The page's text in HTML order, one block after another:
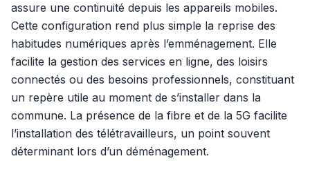
assure une continuité depuis les appareils mobiles.
Cette configuration rend plus simple la reprise des
habitudes numériques après l’emménagement. Elle
facilite la gestion des services en ligne, des loisirs
connectés ou des besoins professionnels, constituant
un repère utile au moment de s’installer dans la
commune. La présence de la fibre et de la 5G facilite
l’installation des télétravailleurs, un point souvent
déterminant lors d’un déménagement.